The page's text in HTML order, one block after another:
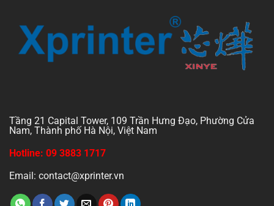
Tầng 21 Capital Tower, 109 Trần Hưng Đạo, Phường Cửa
Nam, Thành phố Hà Nội, Việt Nam
Hotline: 09 3883 1717
Email: contact@xprinter.vn